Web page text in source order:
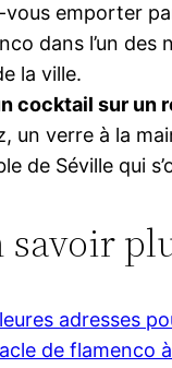
vous emporter
dans l’un des
la ville.
cocktail sur un
un verre à la
de Séville qui
savoir
adresses
de flamenco